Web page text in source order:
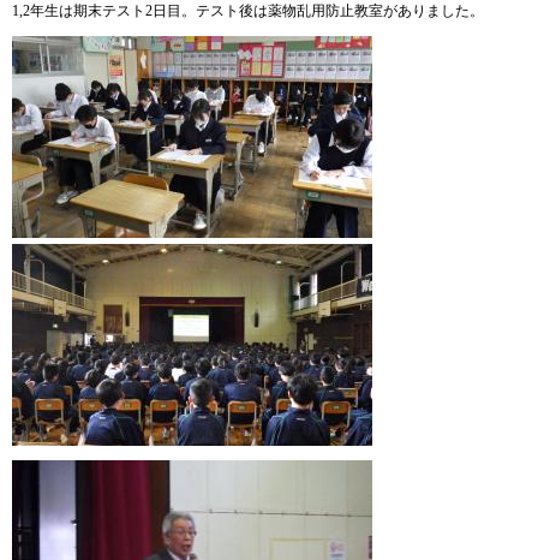
1,2年生は期末テスト2日目。テスト後は薬物乱用防止教室がありました。